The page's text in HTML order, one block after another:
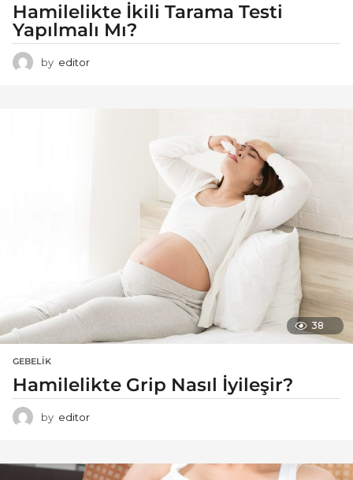
Hamilelikte İkili Tarama Testi
Yapılmalı Mı?
by editor
38
GEBELIK
Hamilelikte Grip Nasıl İyileşir?
by editor